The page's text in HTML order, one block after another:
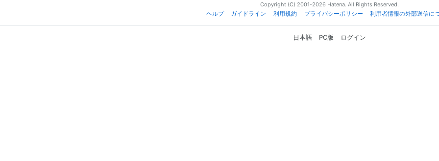
Copyright (C) 2001-2026 Hatena. All Rights Reserved.
ヘルプ
ガイドライン 利用規約 プライバシーポリシー 利用者情報の外部送信に
日本語 PC版 ログイン